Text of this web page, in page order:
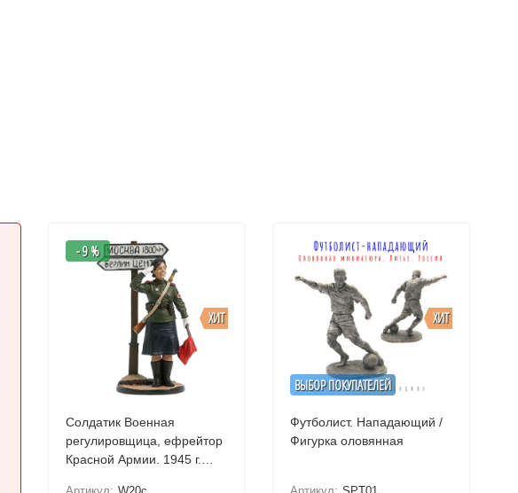
ХИТ
- 9 %
Солдатик Военная
регулировщица, ефрейтор
Красной Армии. 1945 г.
ВЫБОР ПОКУПАТЕЛЕЙ
ХИТ
Футболист. Нападающий /
Фигурка оловянная